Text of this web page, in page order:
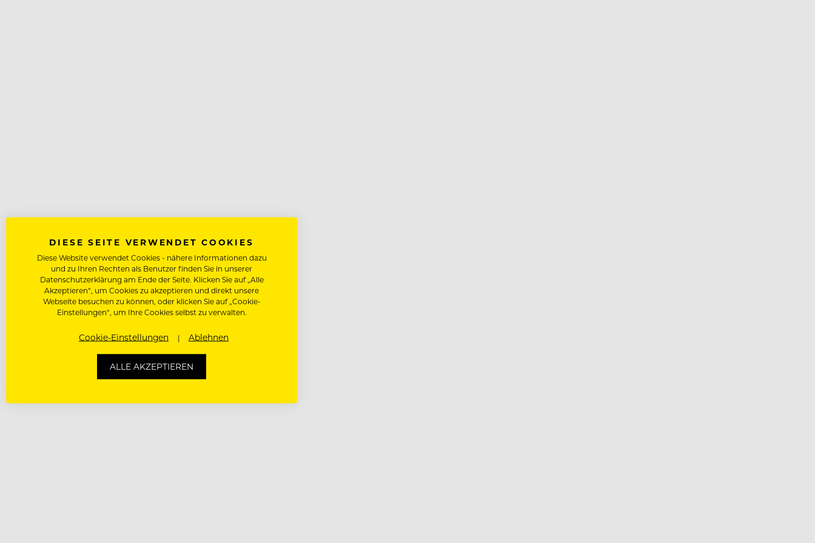
DIESE SEITE VERWENDET COOKIES
Diese Website verwendet Cookies - nähere Informationen dazu
und zu Ihren Rechten als Benutzer finden Sie in unserer
Datenschutzerklärung am Ende der Seite. Klicken Sie auf „Alle
Akzeptieren“, um Cookies zu akzeptieren und direkt unsere
Webseite besuchen zu können, oder klicken Sie auf „Cookie-
Einstellungen“, um Ihre Cookies selbst zu verwalten.
Cookie-Einstellungen Ablehnen
ALLE AKZEPTIEREN